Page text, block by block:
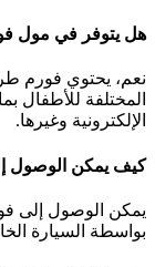
هل يتوفر في مول
نعم، يحتوي فورم
المختلفة للأطفال
الإلكترونية وغيرها.
كيف يمكن الوصول
يمكن الوصول إلى
بواسطة السيارة